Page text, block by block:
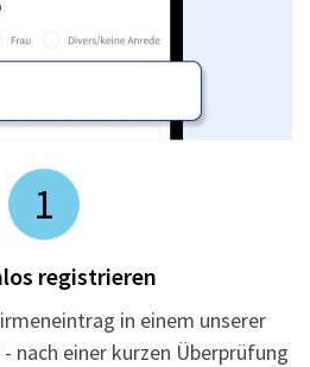
1
registrieren
in einem unserer
nach einer kurzen Überprüfung